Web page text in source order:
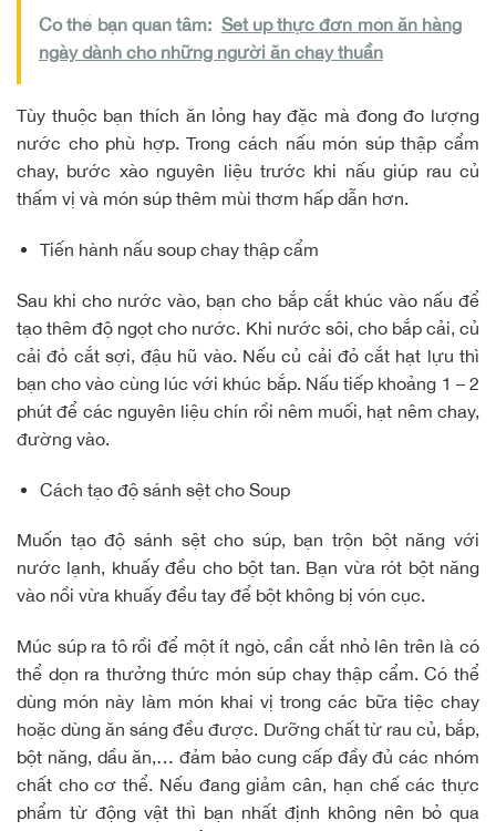
Có thể bạn quan tâm: Set up thực đơn món ăn hàng
ngày dành cho những người ăn chay thuần
Tùy thuộc bạn thích ăn lỏng hay đặc mà đong đo lượng
nước cho phù hợp. Trong cách nấu món súp thập cẩm
chay, bước xào nguyên liệu trước khi nấu giúp rau củ
thấm vị và món súp thêm mùi thơm hấp dẫn hơn.
Tiến hành nấu soup chay thập cẩm
Sau khi cho nước vào, bạn cho bắp cắt khúc vào nấu để
tạo thêm độ ngọt cho nước. Khi nước sôi, cho bắp cải, củ
cải đỏ cắt sợi, đậu hũ vào. Nếu củ cải đỏ cắt hạt lựu thì
bạn cho vào cùng lúc với khúc bắp. Nấu tiếp khoảng 1 – 2
phút để các nguyên liệu chín rồi nêm muối, hạt nêm chay,
đường vào.
Cách tạo độ sánh sệt cho Soup
Muốn tạo độ sánh sệt cho súp, bạn trộn bột năng với
nước lạnh, khuấy đều cho bột tan. Bạn vừa rót bột năng
vào nồi vừa khuấy đều tay để bột không bị vón cục.
Múc súp ra tô rồi để một ít ngò, cần cắt nhỏ lên trên là có
thể dọn ra thưởng thức món súp chay thập cẩm. Có thể
dùng món này làm món khai vị trong các bữa tiệc chay
hoặc dùng ăn sáng đều được. Dưỡng chất từ rau củ, bắp,
bột năng, dầu ăn,… đảm bảo cung cấp đầy đủ các nhóm
chất cho cơ thể. Nếu đang giảm cân, hạn chế các thực
phẩm từ động vật thì bạn nhất định không nên bỏ qua